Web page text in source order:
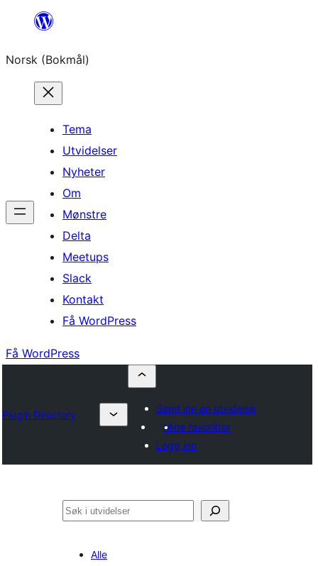
Hopp
innhold
Norsk (Bokmål)
Tema
Utvidelser
Nyheter
Om
Mønstre
Delta
Meetups
Slack
Kontakt
Få WordPress
Få WordPress
Plugin Directory
Send inn en utvidelse
Mine favoritter
Logg inn
Søk
Alle